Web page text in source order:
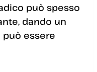
può spesso
dando un
essere